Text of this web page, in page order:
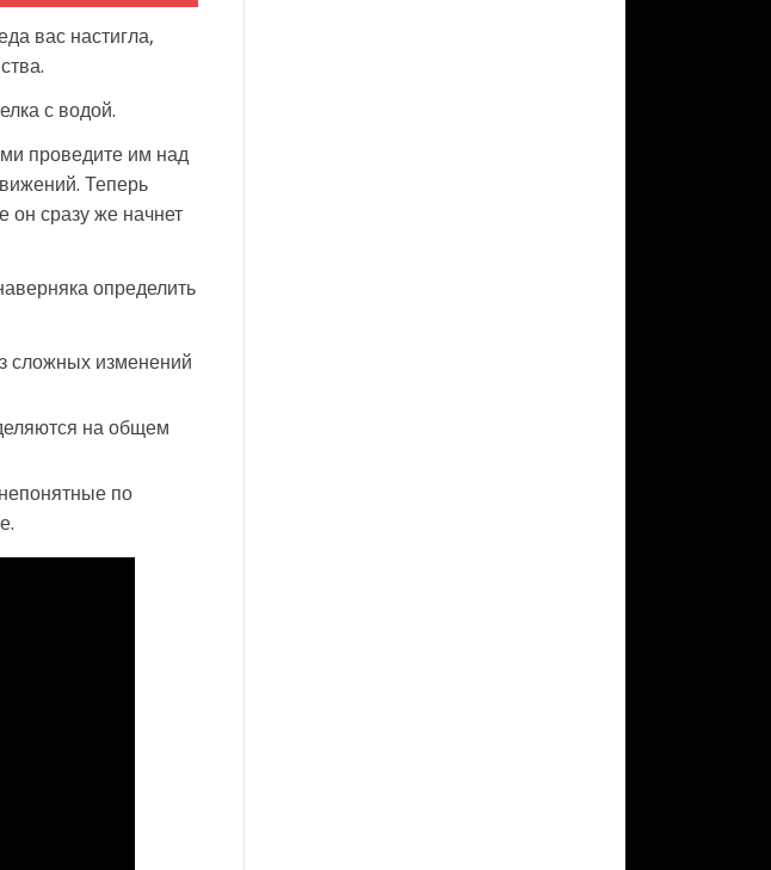
вас настигла,
с водой.
проведите им над
Теперь
он сразу же начнет
определить
сложных изменений
на общем
по